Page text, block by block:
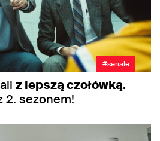
#seriale
z lepszą czołówką.
2. sezonem!